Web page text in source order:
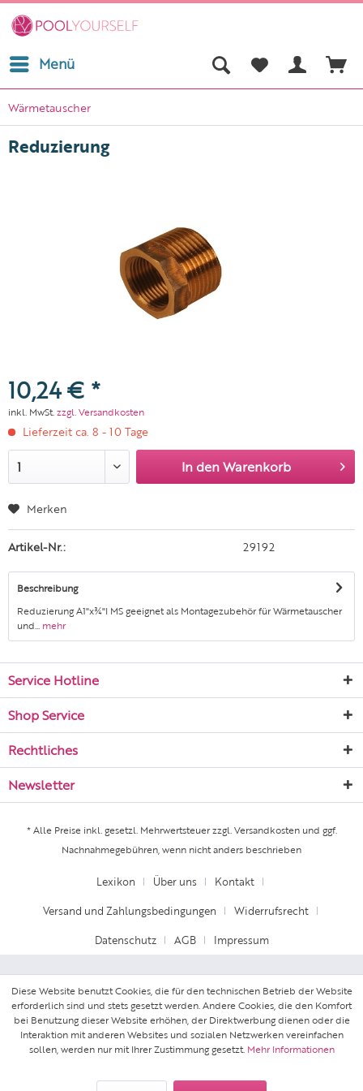
Menü
Wärmetauscher
Reduzierung
10,24 € *
inkl. MwSt. zzgl. Versandkosten
Lieferzeit ca. 8 - 10 Tage
In den Warenkorb
Merken
Artikel-Nr.: 29192
Beschreibung
Reduzierung A1"x¾"I MS geeignet als Montagezubehör für Wärmetauscher
und...
mehr
Service Hotline
Shop Service
Rechtliches
Newsletter
* Alle Preise inkl. gesetzl. Mehrwertsteuer zzgl.Versandkostenund ggf.
Nachnahmegebühren, wenn nicht anders beschrieben
Lexikon Über uns Kontakt
Versand und Zahlungsbedingungen Widerrufsrecht
Datenschutz AGB Impressum
Diese Website benutzt Cookies, die für den technischen Betrieb der Website
erforderlich sind und stets gesetzt werden. Andere Cookies, die den Komfort
bei Benutzung dieser Website erhöhen, der Direktwerbung dienen oder die
Interaktion mit anderen Websites und sozialen Netzwerken vereinfachen
sollen, werden nur mit Ihrer Zustimmung gesetzt. Mehr Informationen